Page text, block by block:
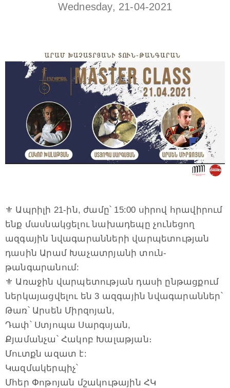
Wednesday, 21-04-2021
⚜ Ապրիլի 21-ին, ժամը՝ 15:00 սիրով հրավիրում
ենք մասնակցելու նախադեպը չունեցող
ազգային նվագարանների վարպետության
դասին Արամ Խաչատրյանի տուն-
թանգարանում:
⚜ Առաջին վարպետության դասի ընթացքում
ներկայացվելու են 3 ազգային նվագարաններ՝
Թառ՝ Արսեն Միրզոյան,
Դափ՝ Ստյոպա Սարգսյան,
Քյամանչա՝ Հակոբ Խալաթյան։
Մուտքն ազատ է:
Կազմակերպիչ՝
Մհեր Փոթոյան մշակութային ՀԿ